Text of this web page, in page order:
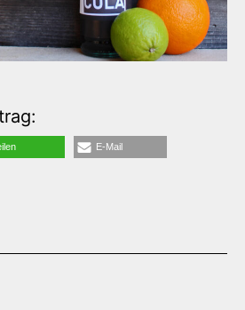
E-Mail